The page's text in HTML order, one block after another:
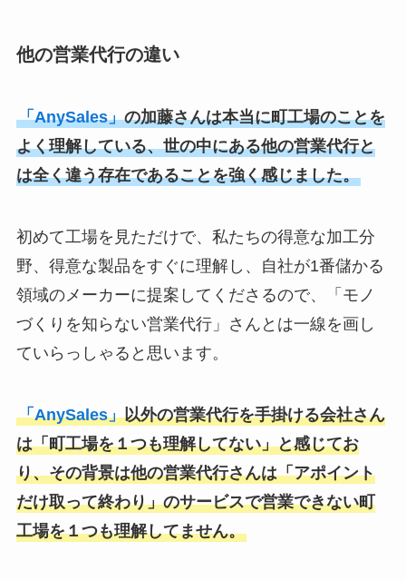
他の営業代行の違い
「AnySales」の加藤さんは本当に町工場のことを
よく理解している、世の中にある他の営業代行と
は全く違う存在であることを強く感じました。
初めて工場を見ただけで、私たちの得意な加工分
野、得意な製品をすぐに理解し、自社が1番儲かる
領域のメーカーに提案してくださるので、「モノ
づくりを知らない営業代行」さんとは一線を画し
ていらっしゃると思います。
「AnySales」以外の営業代行を手掛ける会社さん
は「町工場を１つも理解してない」と感じてお
り、その背景は他の営業代行さんは「アポイント
だけ取って終わり」のサービスで営業できない町
工場を１つも理解してません。